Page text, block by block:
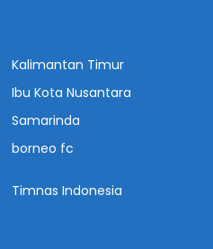
Kalimantan Timur
Ibu Kota Nusantara
Samarinda
borneo fc
Timnas Indonesia